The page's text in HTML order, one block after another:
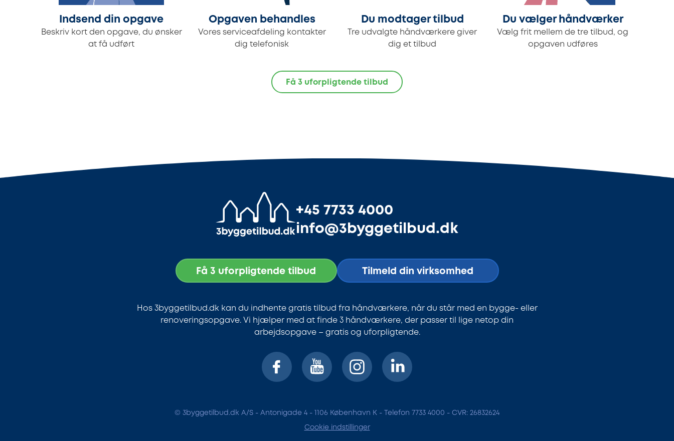
Indsend din opgave
Beskriv kort den opgave, du ønsker
at få udført
Opgaven behandles
Vores serviceafdeling kontakter
dig telefonisk
Du modtager tilbud
Tre udvalgte håndværkere giver
dig et tilbud
Du vælger håndværker
Vælg frit mellem de tre tilbud, og
opgaven udføres
Få 3 uforpligtende tilbud
+45 7733 4000
info@3byggetilbud.dk
Få 3 uforpligtende tilbud Tilmeld din virksomhed
Hos 3byggetilbud.dk kan du indhente gratis tilbud fra håndværkere, når du står med en bygge- eller
renoveringsopgave. Vi hjælper med at finde 3 håndværkere, der passer til lige netop din
arbejdsopgave – gratis og uforpligtende.
© 3byggetilbud.dk A/S - Antonigade 4 - 1106 København K - Telefon 7733 4000 - CVR: 26832624
Cookie indstillinger